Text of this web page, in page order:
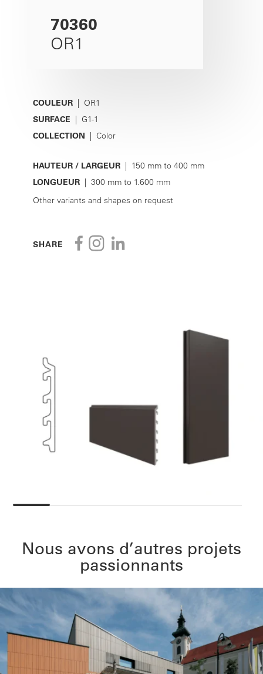
70360
OR1
COULEUR | OR1
SURFACE | G1-1
COLLECTION | Color
HAUTEUR / LARGEUR | 150 mm to 400 mm
LONGUEUR | 300 mm to 1.600 mm
Other variants and shapes on request
SHARE
Nous avons d’autres projets
passionnants